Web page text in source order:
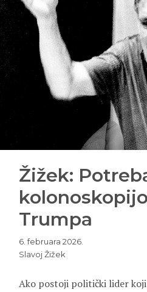
Žižek:
Trumpa
6. februara 2026.
Slavoj Žižek
Ako postoji politički lider